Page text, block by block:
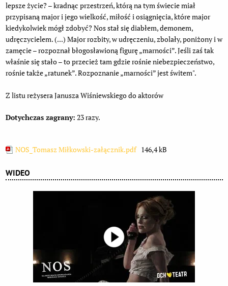
lepsze życie? – kradnąc przestrzeń, którą na tym świecie miał
przypisaną major i jego wielkość, miłość i osiągnięcia, które major
kiedykolwiek mógł zdobyć? Nos stał się diabłem, demonem,
udręczycielem. (...) Major rozbity, w udręczeniu, zbolały, poniżony i w
zamęcie – rozpoznał błogosławioną figurę „marności”. Jeśli zaś tak
właśnie się stało – to przecież tam gdzie rośnie niebezpieczeństwo,
rośnie także „ratunek”. Rozpoznanie „marności” jest świtem".
Z listu reżysera Janusza Wiśniewskiego do aktorów
Dotychczas zagrany: 23 razy.
NOS_Tomasz Miłkowski-załącznik.pdf 146,4 kB
WIDEO